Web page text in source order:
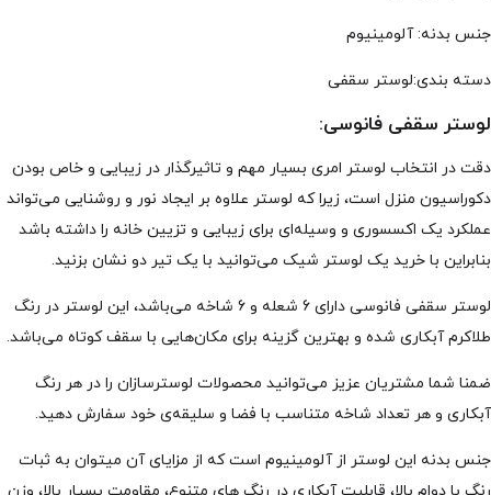
جنس بدنه: آلومینیوم
دسته بندی:لوستر سقفی
لوستر سقفی فانوسی:
دقت در انتخاب لوستر امری بسیار مهم و تاثیرگذار در زیبایی و خاص بودن
دکوراسیون منزل است، زیرا که لوستر علاوه بر ایجاد نور و روشنایی می‌تواند
عملکرد یک اکسسوری و وسیله‌ای برای زیبایی و تزیین خانه را داشته باشد
بنابراین با خرید یک لوستر شیک می‌توانید با یک تیر دو نشان بزنید.
لوستر سقفی فانوسی دارای 6 شعله و 6 شاخه می‌باشد، این لوستر در رنگ
طلاکرم آبکاری شده و بهترین گزینه برای مکان‌هایی با سقف کوتاه می‌باشد.
ضمنا شما مشتریان عزیز می‌توانید محصولات لوسترسازان را در هر رنگ
آبکاری و هر تعداد شاخه متناسب با فضا و سلیقه‌ی خود سفارش دهید.
جنس بدنه این لوستر از آلومینیوم است که از مزایای آن میتوان به ثبات
رنگ با دوام بالا، قابلیت آبکاری در رنگ های متنوع، مقاومت بسیار بالا، وزن